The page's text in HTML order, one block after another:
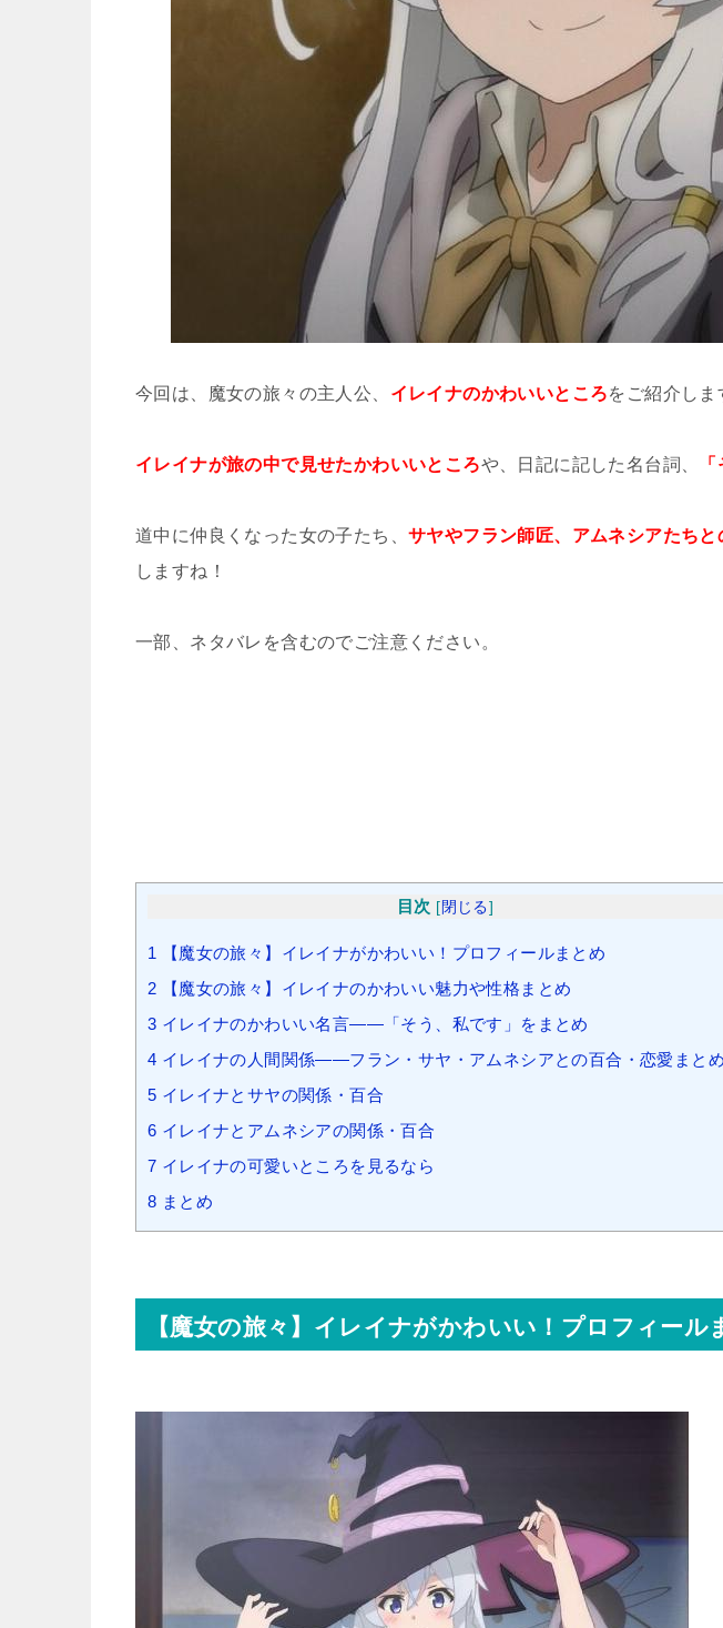
今回は、魔女の旅々の主人公、 イレイナのかわいいところをご紹介しま
イレイナが旅の中で見せたかわいいところや、日記に記した名台詞、
道中に仲良くなった女の子たち、 サヤやフラン師匠、アムネシアたち
しますね！
一部、ネタバレを含むのでご注意ください。
目次 [閉じる]
1 【魔女の旅々】イレイナがかわいい！プロフィールまとめ
2 【魔女の旅々】イレイナのかわいい魅力や性格まとめ
3 イレイナのかわいい名言――「そう、私です」をまとめ
4 イレイナの人間関係――フラン・サヤ・アムネシアとの百合・恋愛まとめ
5 イレイナとサヤの関係・百合
6 イレイナとアムネシアの関係・百合
7 イレイナの可愛いところを見るなら
8 まとめ
【魔女の旅々】イレイナがかわいい！プロフィール